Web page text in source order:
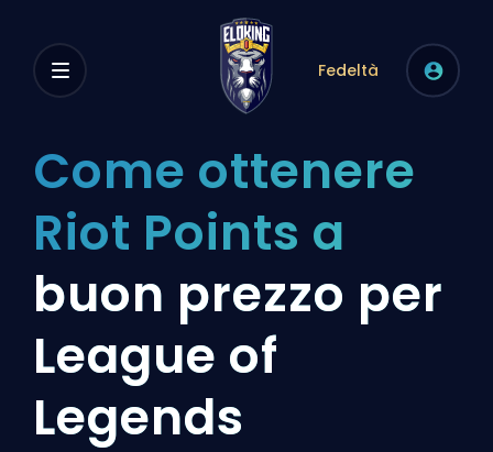
Fedeltà
Come ottenere
Riot Points a
buon prezzo per
League of
Legends